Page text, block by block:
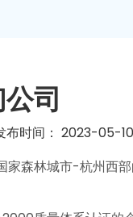
司
时间： 2023-05-
森林城市-杭州西部